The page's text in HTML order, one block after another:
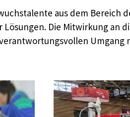
aus dem Bereich
Die Mitwirkung an
Umgang